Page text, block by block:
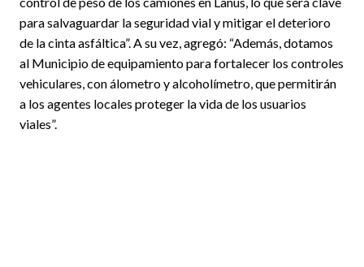
para salvaguardar la seguridad vial y mitigar el deterioro
de la cinta asfáltica”. A su vez, agregó: “Además, dotamos
al Municipio de equipamiento para fortalecer los controles
vehiculares, con álometro y alcoholímetro, que permitirán
a los agentes locales proteger la vida de los usuarios
viales”.